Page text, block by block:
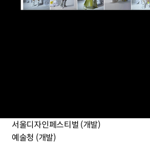
이력 더보기
서울디자인페스티벌 (개발)
예술청 (개발)